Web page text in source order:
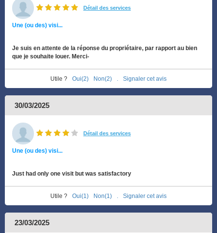
Détail des services
Une (ou des) visi...
Je suis en attente de la réponse du propriétaire, par rapport au bien
que je souhaite louer. Merci-
Utile ? Oui(2) Non(2) Signaler cet avis
30/03/2025
Détail des services
Une (ou des) visi...
Just had only one visit but was satisfactory
Utile ? Oui(1) Non(1) Signaler cet avis
23/03/2025